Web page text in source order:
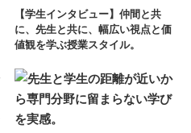
【学生インタビュー】仲間と共
に、先生と共に、幅広い視点と価
値観を学ぶ授業スタイル。